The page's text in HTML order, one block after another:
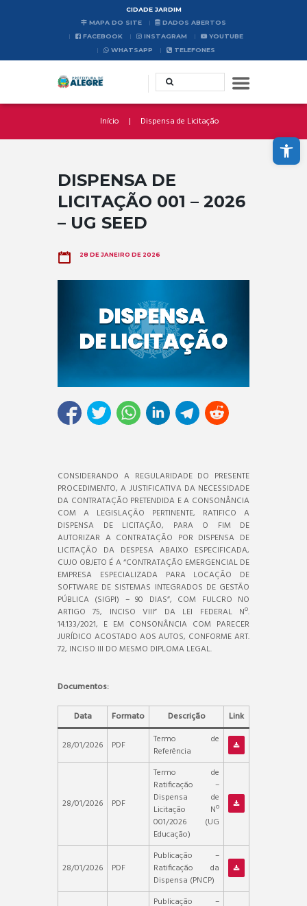
Abrir a barra de ferramentas
CIDADE JARDIM
MAPA DO SITE
DADOS ABERTOS
FACEBOOK
INSTAGRAM
YOUTUBE
WHATSAPP
TELEFONES
Início Dispensa de Licitação
DISPENSA DE
LICITAÇÃO 001 – 2026
– UG SEED
28 DE JANEIRO DE 2026
CONSIDERANDO A REGULARIDADE DO PRESENTE
PROCEDIMENTO, A JUSTIFICATIVA DA NECESSIDADE
DA CONTRATAÇÃO PRETENDIDA E A CONSONÂNCIA
COM A LEGISLAÇÃO PERTINENTE, RATIFICO A
DISPENSA DE LICITAÇÃO, PARA O FIM DE
AUTORIZAR A CONTRATAÇÃO POR DISPENSA DE
LICITAÇÃO DA DESPESA ABAIXO ESPECIFICADA,
CUJO OBJETO É A “CONTRATAÇÃO EMERGENCIAL DE
EMPRESA ESPECIALIZADA PARA LOCAÇÃO DE
SOFTWARE DE SISTEMAS INTEGRADOS DE GESTÃO
PÚBLICA (SIGPI) – 90 DIAS”, COM FULCRO NO
ARTIGO 75, INCISO VIII” DA LEI FEDERAL Nº.
14.133/2021, E EM CONSONÂNCIA COM PARECER
JURÍDICO ACOSTADO AOS AUTOS, CONFORME ART.
72, INCISO III DO MESMO DIPLOMA LEGAL.
Documentos:
Data Formato Descrição Link
28/01/2026 PDF
Termo de
Referência
28/01/2026 PDF
Termo de
Ratificação –
Dispensa de
Licitação Nº
001/2026 (UG
Educação)
28/01/2026 PDF
Publicação –
Ratificação da
Dispensa (PNCP)
Publicação –